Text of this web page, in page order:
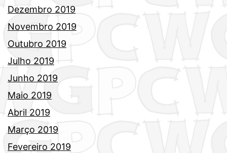
Dezembro 2019
Novembro 2019
Outubro 2019
Julho 2019
Junho 2019
Maio 2019
Abril 2019
Março 2019
Fevereiro 2019